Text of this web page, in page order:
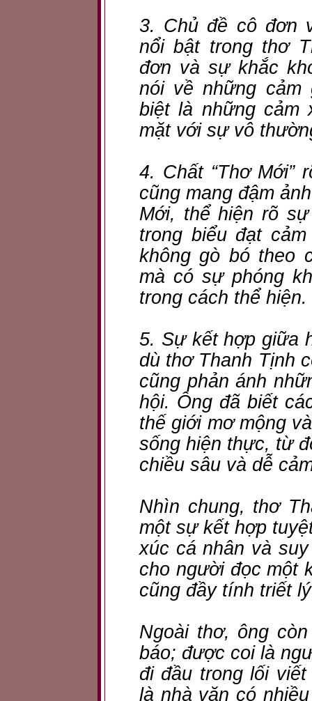
3. Chủ đề cô đơn
nổi bật trong thơ
đơn và sự khắc
nói về những cảm
biệt là những cảm
mặt với sự vô
4. Chất “Thơ Mới”
cũng mang đậm
Mới, thể hiện rõ
trong biểu đạt
không gò bó theo
mà có sự phóng
trong cách thể hiện.
5. Sự kết hợp giữa
dù thơ Thanh Tịnh
cũng phản ánh
hội. Ông đã biết
thế giới mơ mộng
sống hiện thực, từ
chiều sâu và dễ
Nhìn chung, thơ
một sự kết hợp
xúc cá nhân và
cho người đọc một
cũng đầy tính triết
Ngoài thơ, ông
báo; được coi là
đi đầu trong lối viết
là nhà văn có